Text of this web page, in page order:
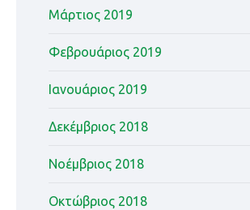
Μάρτιος 2019
Φεβρουάριος 2019
Ιανουάριος 2019
Δεκέμβριος 2018
Νοέμβριος 2018
Οκτώβριος 2018